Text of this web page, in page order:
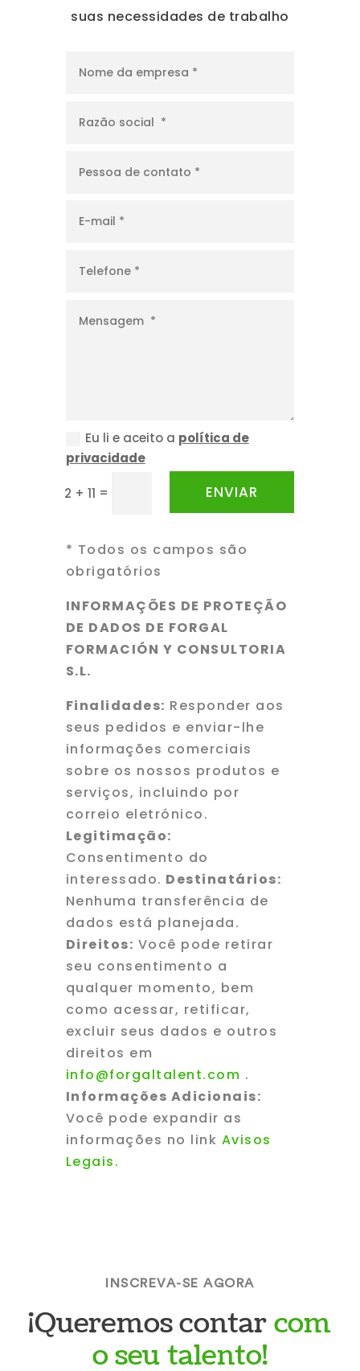
suas necessidades de trabalho
Eu li e aceito a política de
privacidade
2 + 11 = ENVIAR
* Todos os campos são
obrigatórios
INFORMAÇÕES DE PROTEÇÃO
DE DADOS DE FORGAL
FORMACIÓN Y CONSULTORIA
S.L.
Finalidades: Responder aos
seus pedidos e enviar-lhe
informações comerciais
sobre os nossos produtos e
serviços, incluindo por
correio eletrónico.
Legitimação:
Consentimento do
interessado. Destinatários:
Nenhuma transferência de
dados está planejada.
Direitos: Você pode retirar
seu consentimento a
qualquer momento, bem
como acessar, retificar,
excluir seus dados e outros
direitos em
info@forgaltalent.com .
Informações Adicionais:
Você pode expandir as
informações no link Avisos
Legais.
INSCREVA-SE AGORA
¡Queremos contarcom
o seu talento!